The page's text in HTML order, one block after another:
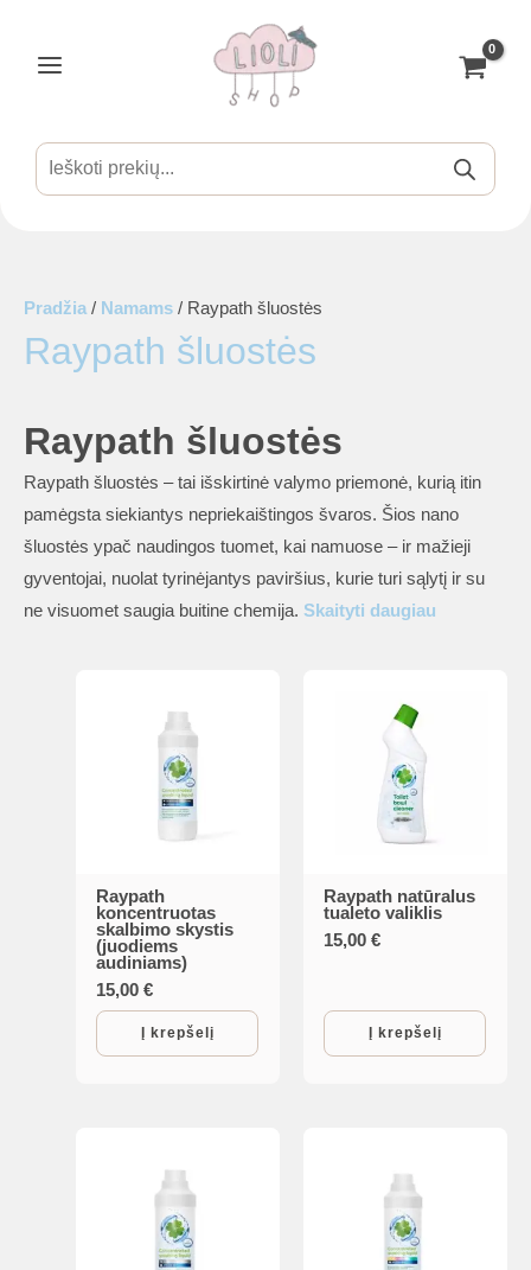
turinio
Products
search
Pradžia / Namams / Raypath šluostės
Raypath šluostės
Raypath šluostės
Raypath šluostės – tai išskirtinė valymo priemonė, kurią itin
pamėgsta siekiantys nepriekaištingos švaros. Šios nano
šluostės ypač naudingos tuomet, kai namuose – ir mažieji
gyventojai, nuolat tyrinėjantys paviršius, kurie turi sąlytį ir su
ne visuomet saugia buitine chemija. Skaityti daugiau
Raypath
koncentruotas
skalbimo skystis
(juodiems
audiniams)
15,00€
Į krepšelį
Raypath natūralus
tualeto valiklis
15,00€
Į krepšelį